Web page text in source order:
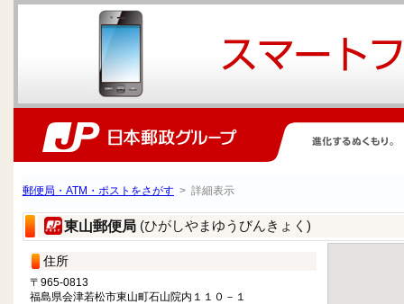
郵便局・ATM・ポストをさがす > 詳細表示
東山郵便局 (ひがしやまゆうびんきょく)
住所
〒965-0813
福島県会津若松市東山町石山院内１１０－１